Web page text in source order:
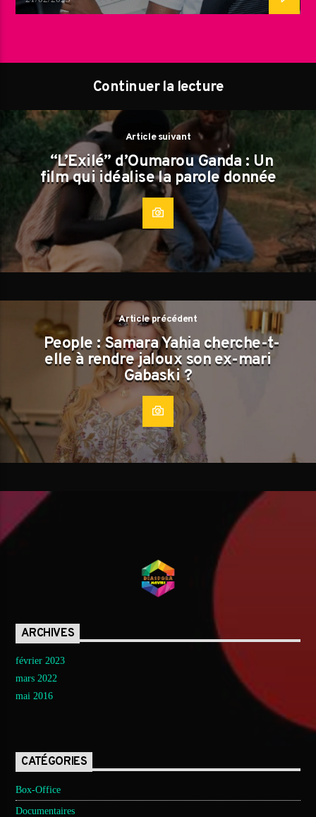
Continuer la lecture
Article suivant
“L’Exilé” d’Oumarou Ganda : Un
film qui idéalise la parole donnée
Article précédent
People : Samara Yahia cherche-t-
elle à rendre jaloux son ex-mari
Gabaski ?
ARCHIVES
février 2023
mars 2022
mai 2016
CATÉGORIES
Box-Office
Documentaires